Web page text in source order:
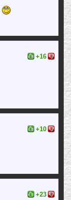
+16
+10
+23